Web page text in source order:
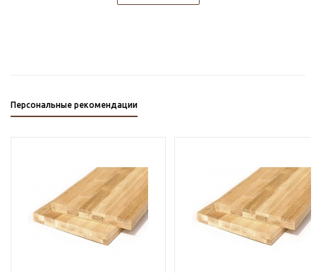
Персональные рекомендации